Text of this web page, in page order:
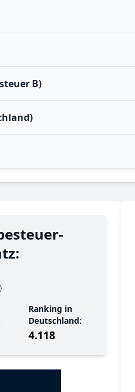
B)
Ranking in
Deutschland:
4.118